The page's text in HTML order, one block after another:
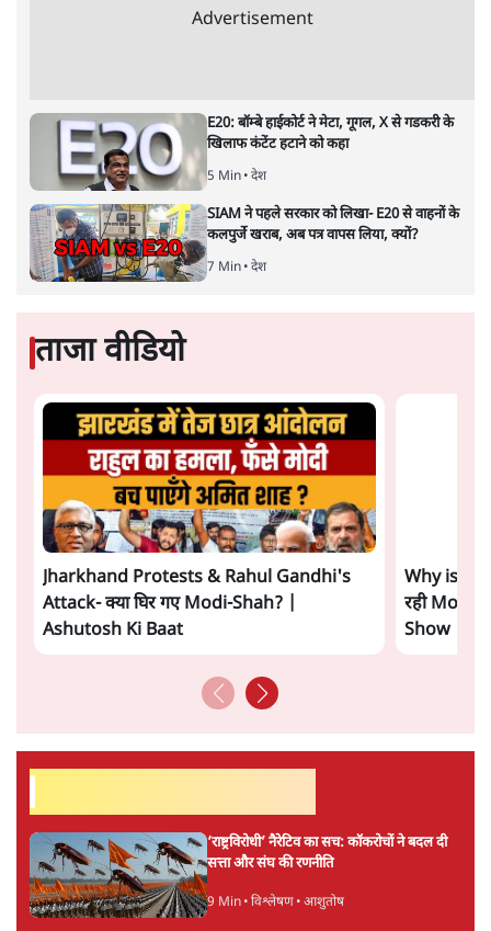
Advertisement
E20: बॉम्बे हाईकोर्ट ने मेटा, गूगल, X से गडकरी के
खिलाफ कंटेंट हटाने को कहा
5 Min• देश
SIAM ने पहले सरकार को लिखा- E20 से वाहनों के
कलपुर्जे खराब, अब पत्र वापस लिया, क्यों?
7 Min• देश
ताजा वीडियो
Jharkhand Protests & Rahul Gandhi's
Attack- क्या घिर गए Modi-Shah? |
Ashutosh Ki Baat
Why is
रही Modi
Show
‘राष्ट्रविरोधी’ नैरेटिव का सच: कॉकरोचों ने बदल दी
सत्ता और संघ की रणनीति
9 Min• विश्लेषण• आशुतोष